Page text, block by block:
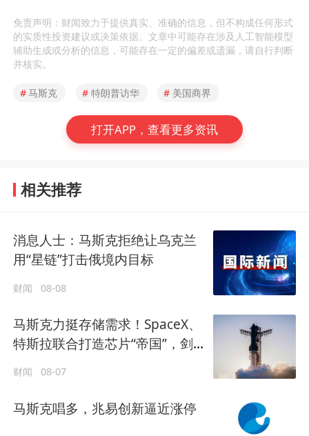
免责声明：财闻致力于提供真实、准确的信息，但不构成任何形式
的实质性投资建议或决策依据。文章中可能存在涉及人工智能模型
辅助生成或分析的信息，可能存在一定的偏差或遗漏，请自行判断
并核实。
#马斯克 # 特朗普访华 # 美国商界
打开APP，查看更多资讯
相关推荐
消息人士：马斯克拒绝让乌克兰
用“星链”打击俄境内目标
财闻 08-08
马斯克力挺存储需求！SpaceX、
特斯拉联合打造芯片“帝国”，剑
财闻 08-07
马斯克唱多，兆易创新逼近涨停